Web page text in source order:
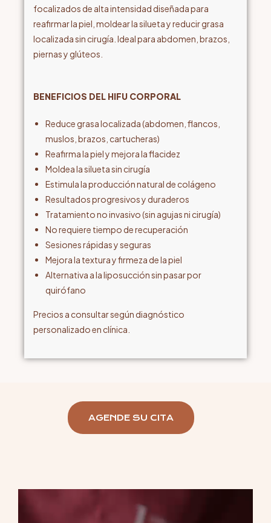
focalizados de alta intensidad diseñada para
reafirmar la piel, moldear la silueta y reducir grasa
localizada sin cirugía. Ideal para abdomen, brazos,
piernas y glúteos.
BENEFICIOS DEL HIFU CORPORAL
Reduce grasa localizada (abdomen, flancos,
muslos, brazos, cartucheras)
Reafirma la piel y mejora la flacidez
Moldea la silueta sin cirugía
Estimula la producción natural de colágeno
Resultados progresivos y duraderos
Tratamiento no invasivo (sin agujas ni cirugía)
No requiere tiempo de recuperación
Sesiones rápidas y seguras
Mejora la textura y firmeza de la piel
Alternativa a la liposucción sin pasar por
quirófano
Precios a consultar según diagnóstico
personalizado en clínica.
AGENDE SU CITA